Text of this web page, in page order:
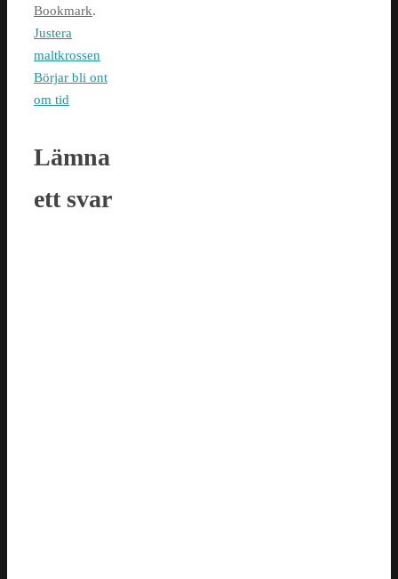
Bookmark.
Justera
maltkrossen
Börjar bli ont
om tid
Lämna
ett svar